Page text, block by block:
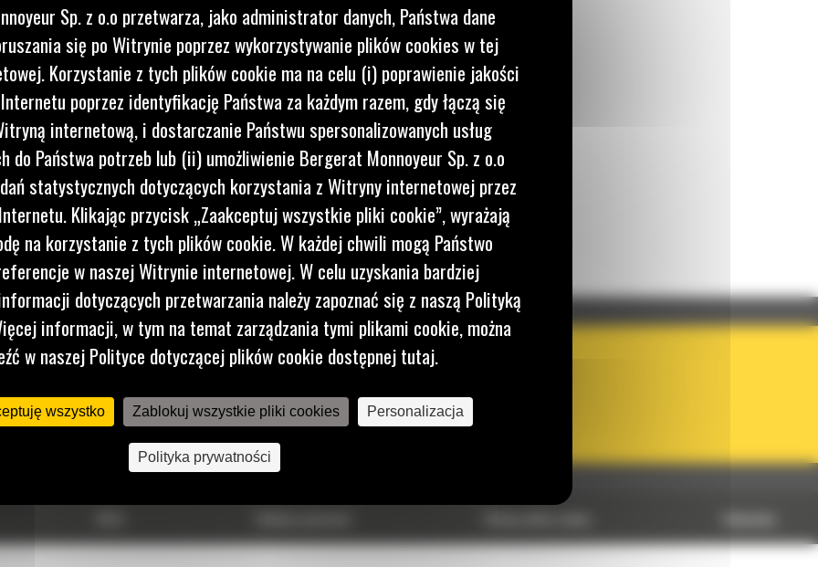
nas
122
Napisz do nas
WYŚLIJ WIADOMOŚĆ
TECHNOLOGIE
VisionLink®
Systemy wspomagające
Usługi zdalne
Systemy kontrolne
DOWIEDZ SIĘ WIĘCEJ
Blog
Baza wiedzy
KRAJ
OBSERWUJ NAS
Sp. z o.o przetwarza, jako administrator danych, Państwa dane
się po Witrynie poprzez wykorzystywanie plików cookies w tej
Korzystanie z tych plików cookie ma na celu (i) poprawienie jakości
poprzez identyfikację Państwa za każdym razem, gdy łączą się
internetową, i dostarczanie Państwu spersonalizowanych usług
do Państwa potrzeb lub (ii) umożliwienie Bergerat Monnoyeur Sp. z o.o
statystycznych dotyczących korzystania z Witryny internetowej przez
Klikając przycisk „Zaakceptuj wszystkie pliki cookie”, wyrażają
na korzystanie z tych plików cookie. W każdej chwili mogą Państwo
w naszej Witrynie internetowej. W celu uzyskania bardziej
dotyczących przetwarzania należy zapoznać się z naszą Polityką
informacji, w tym na temat zarządzania tymi plikami cookie, można
w naszej Polityce dotyczącej plików cookie dostępnej tutaj.
wszystko Zablokuj wszystkie pliki cookies Personalizacja
Polityka prywatności